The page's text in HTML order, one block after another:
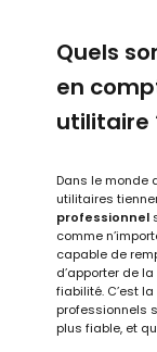
Quels
en
utilitaire
Dans le monde
utilitaires
professionnel
comme
capable de
d’apporter de
fiabilité. C’est
professionnels
plus fiable, et